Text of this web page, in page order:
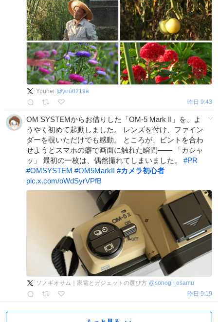
Youhei @you0219a
昨日 9:43
OM SYSTEMからお借りした「OM-5 Mark II」を、よ
うやく初めて起動しました。 レンズを付け、ファイン
ダーを覗いただけでも感動。 ところが、ピントを合わ
せようとスマホの癖で画面に触れた瞬間—— 「カシャ
ッ」 最初の一枚は、偶然撮れてしまいました。 #PR
#OMSYSTEM #OM5MarkII #カメラ初心者
pic.x.com/oWdSyrVPfB
ソノギオサム｜家電とガジェットの選び方 @sonogi_osamu
昨日 9:19